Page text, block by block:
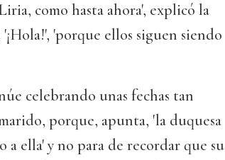
como hasta ahora', explicó la
'porque ellos siguen siendo
celebrando unas fechas tan
porque, apunta, 'la duquesa
ella' y no para de recordar que su